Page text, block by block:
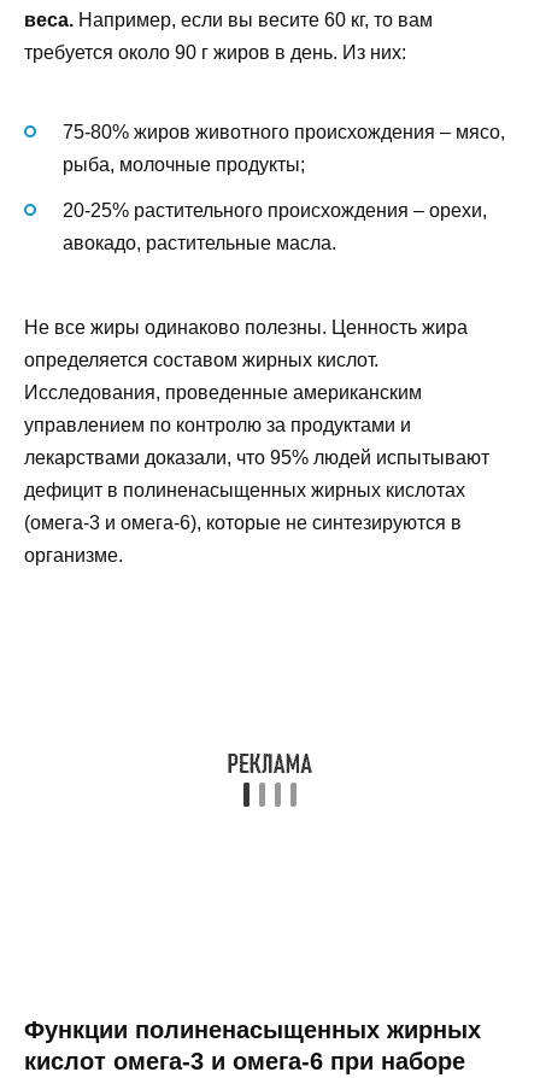
веса. Например, если вы весите 60 кг, то вам
требуется около 90 г жиров в день. Из них:
75-80% жиров животного происхождения – мясо,
рыба, молочные продукты;
20-25% растительного происхождения – орехи,
авокадо, растительные масла.
Не все жиры одинаково полезны. Ценность жира
определяется составом жирных кислот.
Исследования, проведенные американским
управлением по контролю за продуктами и
лекарствами доказали, что 95% людей испытывают
дефицит в полиненасыщенных жирных кислотах
(омега-3 и омега-6), которые не синтезируются в
организме.
Функции полиненасыщенных жирных
кислот омега-3 и омега-6 при наборе